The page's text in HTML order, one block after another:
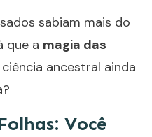
sabiam mais do
que a magia das
ancestral ainda
Você